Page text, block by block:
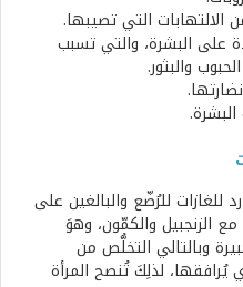
التي تصيبها.
على البشرة، والتي تسبب
والبثور.
للغازات للرُضّع والبالغين على
الزنجبيل والكمّون، وهوَ
وبالتالي التخلُّص من
لذلِكَ تُنصح المرأة